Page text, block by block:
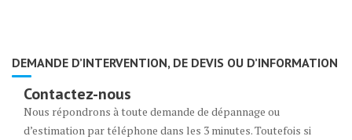
DEMANDE D’INTERVENTION, DE DEVIS OU D’INFORMATION
Contactez-nous
Nous répondrons à toute demande de dépannage ou
d’estimation par téléphone dans les 3 minutes. Toutefois si